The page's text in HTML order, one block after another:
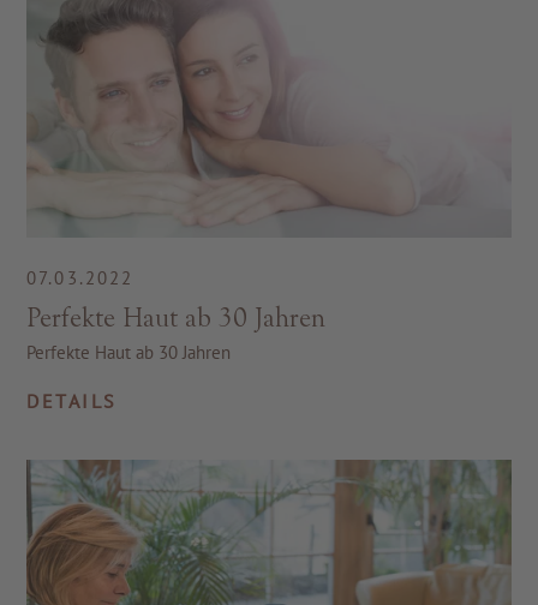
07.03.2022
Perfekte Haut ab 30 Jahren
Perfekte Haut ab 30 Jahren
DETAILS